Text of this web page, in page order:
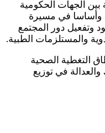
الجهات الحكومية
وأساسا في مسيرة
وتفعيل دور المجتمع
والمستلزمات الطبية.
التغطية الصحية
في توزيع